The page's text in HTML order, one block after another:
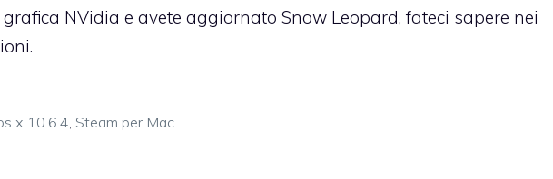
NVidia e avete aggiornato Snow Leopard, fateci sapere nei
x 10.6.4 Steam per Mac